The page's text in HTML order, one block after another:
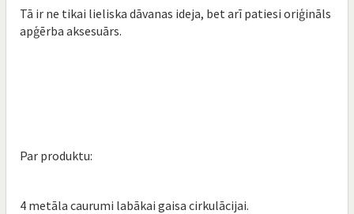
Tā ir ne tikai lieliska dāvanas ideja, bet arī patiesi oriģināls
apģērba aksesuārs.
Par produktu:
4 metāla caurumi labākai gaisa cirkulācijai.